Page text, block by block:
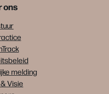
ons
melding
Visie